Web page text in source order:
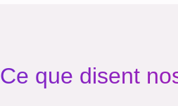
Ce que disent